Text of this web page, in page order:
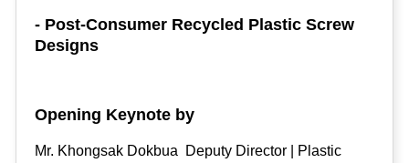
- Post-Consumer Recycled Plastic Screw
Designs
Opening Keynote by
Mr. Khongsak Dokbua
Deputy Director | Plastic